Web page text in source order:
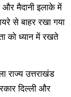
और मैदानी इलाके में
से बाहर रखा गया
को ध्यान में रखते
राज्य उत्तराखंड
दिल्ली और